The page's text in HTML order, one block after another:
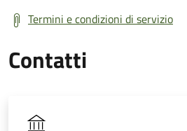
Termini e condizioni di servizio
Contatti